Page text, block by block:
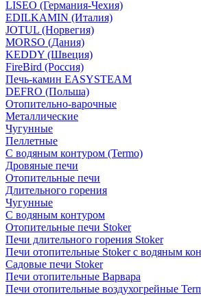
LISEO (Германия-Чехия)
EDILKAMIN (Италия)
JOTUL (Норвегия)
MORSO (Дания)
KEDDY (Швеция)
FireBird (Россия)
Печь-камин EASYSTEAM
DEFRO (Польша)
Отопительно-варочные
Металлические
Чугунные
Пеллетные
С водяным контуром (Termo)
Дровяные печи
Отопительные печи
Длительного горения
Чугунные
C водяным контуром
Отопительные печи Stoker
Печи длительного горения Stoker
Печи отопительные Stoker с водяным
Садовые печи Stoker
Печи отопительные Варвара
Печи отопительные воздухогрейные